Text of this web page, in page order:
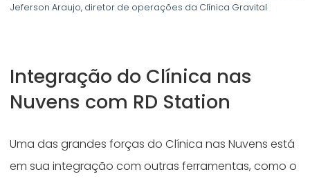
Jeferson Araujo, diretor de operações da Clínica Gravital
Integração do Clínica nas
Nuvens com RD Station
Uma das grandes forças do Clínica nas Nuvens está
em sua integração com outras ferramentas, como o